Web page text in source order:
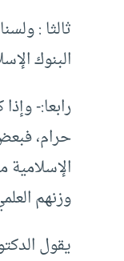
ثالثا :
البنوك
رابعا:-
حرام،
الإسلامية
وزنهم
يقول